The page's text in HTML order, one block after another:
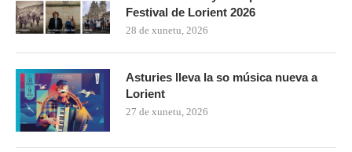
Festival de Lorient 2026
28 de xunetu, 2026
Asturies lleva la so música nueva a
Lorient
27 de xunetu, 2026